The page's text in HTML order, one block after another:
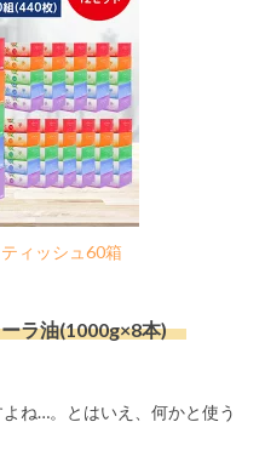
ィッシュ60箱
ーラ油(1000g×8本)
ね…。とはいえ、何かと使う